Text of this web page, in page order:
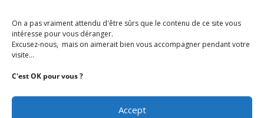
On a pas vraiment attendu d'être sûrs que le contenu de ce site vous
intéresse pour vous déranger.
Excusez-nous, mais on aimerait bien vous accompagner pendant votre
visite...
C'est OK pour vous ?
Accept
Karaté Mont Saint Martin